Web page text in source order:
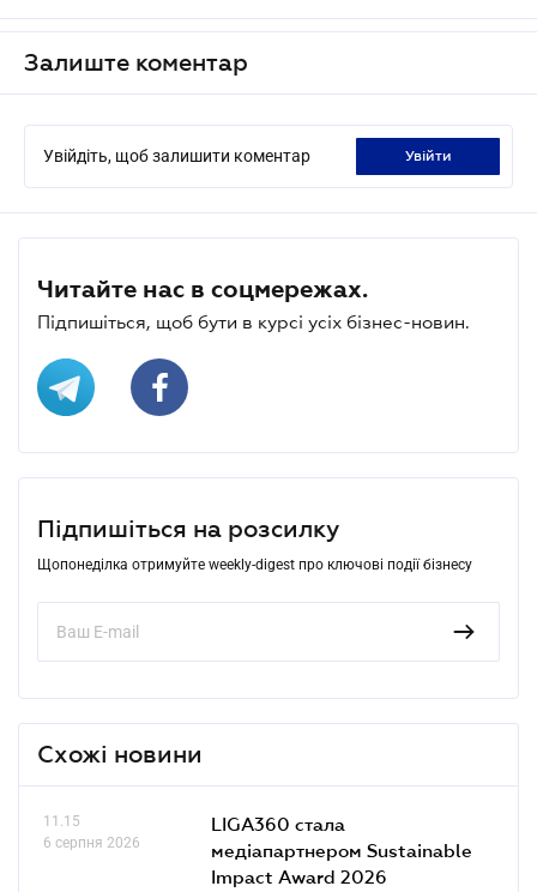
Залиште коментар
Увійдіть, щоб залишити коментар увійти
Читайте нас в соцмережах.
Підпишіться, щоб бути в курсі усіх бізнес-новин.
Підпишіться на розсилку
Щопонеділка отримуйте weekly-digest про ключові події бізнесу
Схожі новини
11.15
6 серпня 2026
LIGA360 стала
медіапартнером Sustainable
Impact Award 2026